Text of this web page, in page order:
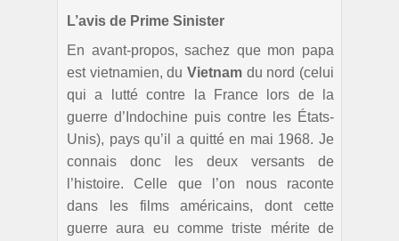
L’avis de Prime Sinister
En avant-propos, sachez que mon papa
est vietnamien, du Vietnam du nord (celui
qui a lutté contre la France lors de la
guerre d’Indochine puis contre les États-
Unis), pays qu’il a quitté en mai 1968. Je
connais donc les deux versants de
l’histoire. Celle que l’on nous raconte
dans les films américains, dont cette
guerre aura eu comme triste mérite de